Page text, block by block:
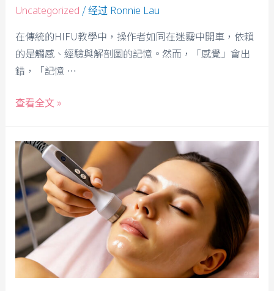
Uncategorized / 经过 Ronnie Lau
在傳統的HIFU教學中，操作者如同在迷霧中開車，依賴
的是觸感、經驗與解剖圖的記憶。然而，「感覺」會出
錯，「記憶 …
查看全文 »